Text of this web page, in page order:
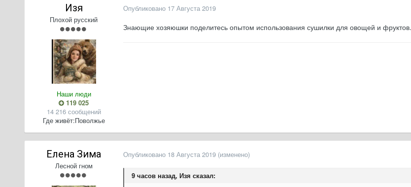
Изя
Плохой русский
Наши люди
119 025
14 216 сообщений
Где живёт:Поволжье
Опубликовано 17 Августа 2019
Знающие хозяюшки поделитесь опытом использования сушилки для овощей и
Елена Зима
Лесной гном
Опубликовано 18 Августа 2019 (изменено)
9 часов назад, Изя сказал: